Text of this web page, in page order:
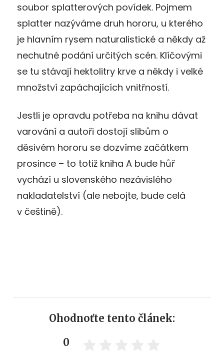
soubor splatterových povídek. Pojmem
splatter nazýváme druh hororu, u kterého
je hlavním rysem naturalistické a někdy až
nechutné podání určitých scén. Klíčovými
se tu stávají hektolitry krve a někdy i velké
množství zapáchajících vnitřností.
Jestli je opravdu potřeba na knihu dávat
varování a autoři dostojí slibům o
děsivém hororu se dozvíme začátkem
prosince – to totiž kniha A bude hůř
vychází u slovenského nezávislého
nakladatelství (ale nebojte, bude celá
v češtině).
Ohodnoťte tento článek:
0